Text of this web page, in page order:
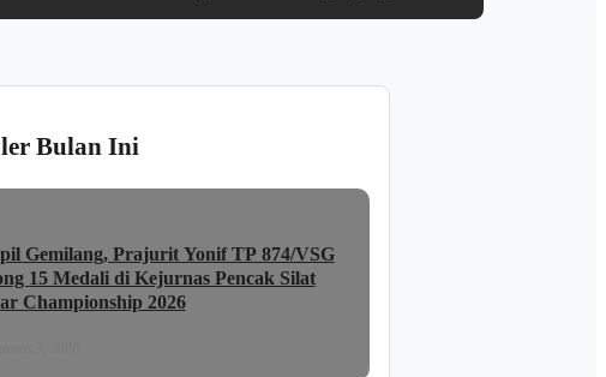
Bulan Ini
Gemilang, Prajurit Yonif TP 874/VSG
15 Medali di Kejurnas Pencak Silat
Championship 2026